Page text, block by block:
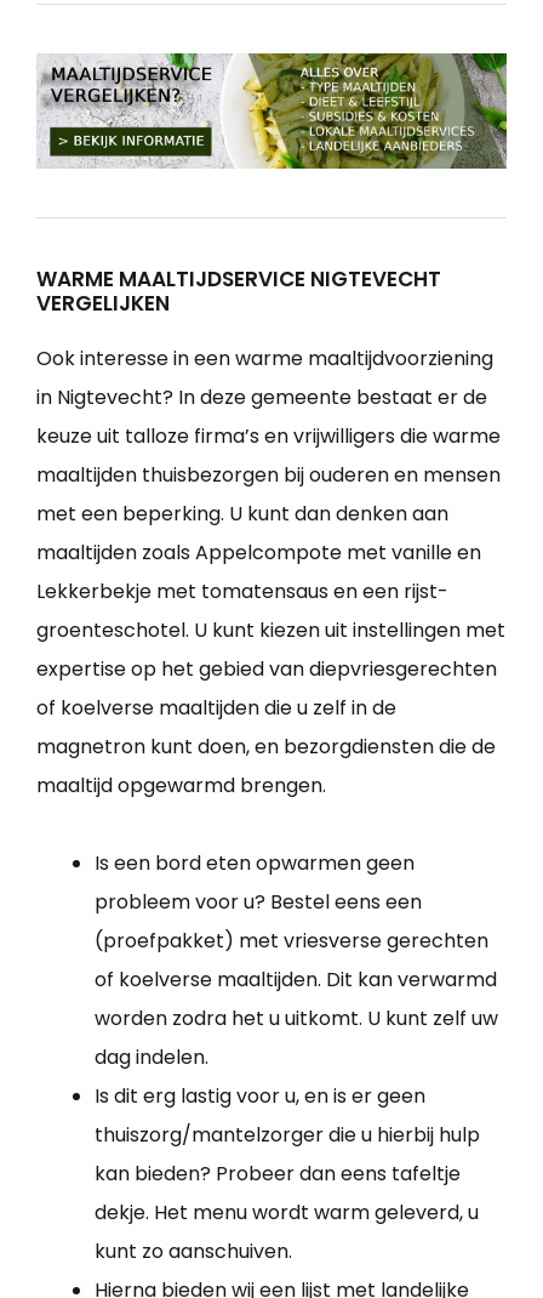
WARME MAALTIJDSERVICE NIGTEVECHT
VERGELIJKEN
Ook interesse in een warme maaltijdvoorziening
in Nigtevecht? In deze gemeente bestaat er de
keuze uit talloze firma’s en vrijwilligers die warme
maaltijden thuisbezorgen bij ouderen en mensen
met een beperking. U kunt dan denken aan
maaltijden zoals Appelcompote met vanille en
Lekkerbekje met tomatensaus en een rijst-
groenteschotel. U kunt kiezen uit instellingen met
expertise op het gebied van diepvriesgerechten
of koelverse maaltijden die u zelf in de
magnetron kunt doen, en bezorgdiensten die de
maaltijd opgewarmd brengen.
Is een bord eten opwarmen geen
probleem voor u? Bestel eens een
(proefpakket) met vriesverse gerechten
of koelverse maaltijden. Dit kan verwarmd
worden zodra het u uitkomt. U kunt zelf uw
dag indelen.
Is dit erg lastig voor u, en is er geen
thuiszorg/mantelzorger die u hierbij hulp
kan bieden? Probeer dan eens tafeltje
dekje. Het menu wordt warm geleverd, u
kunt zo aanschuiven.
Hierna bieden wij een lijst met landelijke